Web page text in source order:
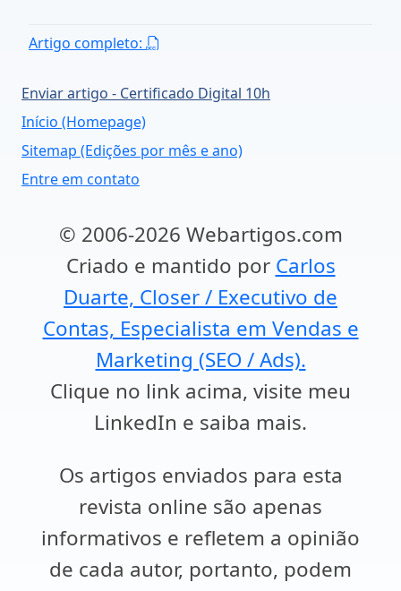
Artigo completo:
Enviar artigo - Certificado Digital 10h
Início (Homepage)
Sitemap (Edições por mês e ano)
Entre em contato
© 2006-2026 Webartigos.com
Criado e mantido por Carlos
Duarte, Closer / Executivo de
Contas, Especialista em Vendas e
Marketing (SEO / Ads).
Clique no link acima, visite meu
LinkedIn e saiba mais.
Os artigos enviados para esta
revista online são apenas
informativos e refletem a opinião
de cada autor, portanto, podem